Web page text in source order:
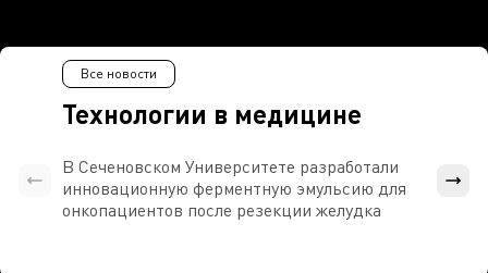
Технологии в медицине
Все новости
В Сеченовском Университете разработали
инновационную ферментную эмульсию для
онкопациентов после резекции желудка